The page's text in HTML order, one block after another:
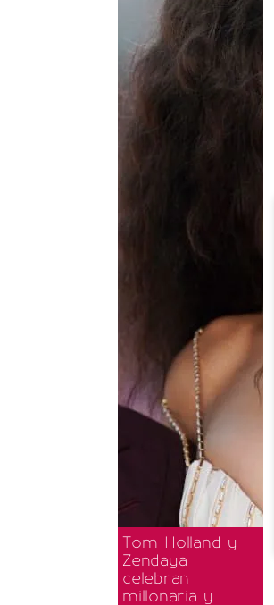
Tom Holland y
Zendaya
celebran
millonaria y